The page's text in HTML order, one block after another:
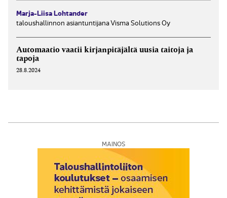
Marja-Liisa Lohtander
taloushallinnon asiantuntijana Visma Solutions Oy
Auto­­maatio vaatii kirjan­­pitäjältä uusia tai­­toja ja
tapoja
28.8.2024
MAINOS